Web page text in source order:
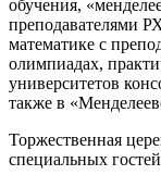
обучения,
преподавателями
математике с
олимпиадах,
университетов
также в
Торжественная
специальных